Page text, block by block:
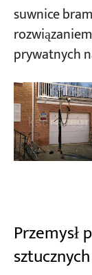
suwnice
prywatnych
sztucznych